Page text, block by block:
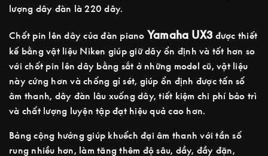
lượng dây đàn là 220 dây.
Chốt pin lên dây của đàn piano Yamaha UX3được thiết
kế bằng vật liệu Niken giúp giữ dây ổn định và tốt hơn so
với chốt pin lên dây bằng sắt ở những model cũ, vật liệu
này cứng hơn và chống gỉ sét, giúp ổn định được tấn số
âm thanh, dây đàn lâu xuống dây, tiết kiệm chi phí bảo trì
và chất lượng luyện tập đạt hiệu quả cao hơn.
Bảng cộng hưởng giúp khuếch đại âm thanh với tần số
rung nhiều hơn, làm tăng thêm độ sâu, dầy, đầy đặn,